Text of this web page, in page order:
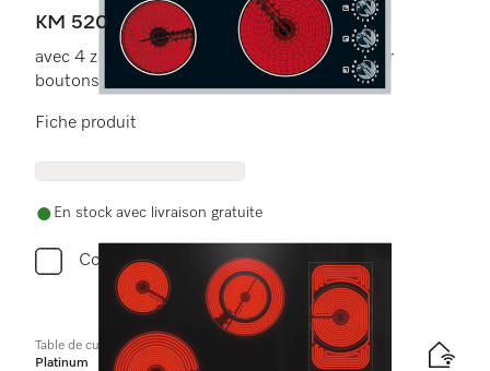
KM 520
avec 4 zones de cuisson et une commande par
boutons pour une confort maximal
Fiche produit
En stock avec livraison gratuite
Comparer
Table de cuisson vitrocéramique
Platinum